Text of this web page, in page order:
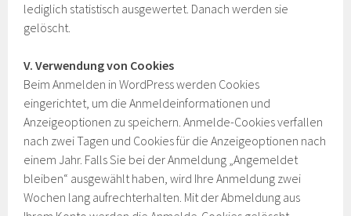
lediglich statistisch ausgewertet. Danach werden sie
gelöscht.
V. Verwendung von Cookies
Beim Anmelden in WordPress werden Cookies
eingerichtet, um die Anmeldeinformationen und
Anzeigeoptionen zu speichern. Anmelde-Cookies verfallen
nach zwei Tagen und Cookies für die Anzeigeoptionen nach
einem Jahr. Falls Sie bei der Anmeldung „Angemeldet
bleiben“ ausgewählt haben, wird Ihre Anmeldung zwei
Wochen lang aufrechterhalten. Mit der Abmeldung aus